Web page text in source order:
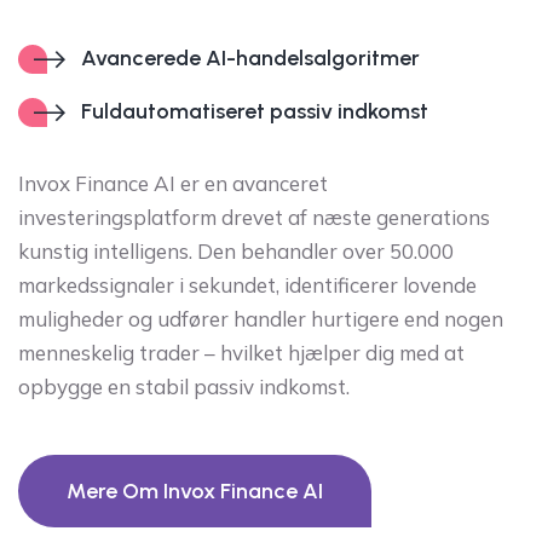
Avancerede AI-handelsalgoritmer
Fuldautomatiseret passiv indkomst
Invox Finance AI er en avanceret
investeringsplatform drevet af næste generations
kunstig intelligens. Den behandler over 50.000
markedssignaler i sekundet, identificerer lovende
muligheder og udfører handler hurtigere end nogen
menneskelig trader – hvilket hjælper dig med at
opbygge en stabil passiv indkomst.
Mere Om Invox Finance AI